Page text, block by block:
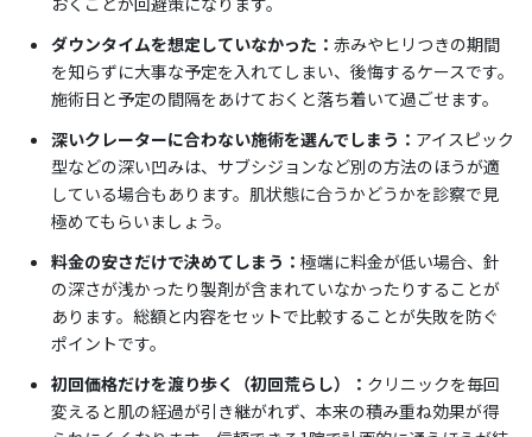
ダウンタイムを想定していなかった： 赤みやヒリつきの期間
を知らずに大事な予定を入れてしまい、後悔するケースです。
施術日と予定の間隔をあけておくと落ち着いて過ごせます。
深いクレーターに合わない施術を選んでしまう： アイスピック
型などの深い凹みは、サブシジョンなど別の方法のほうが適
している場合もあります。肌状態に合うかどうかを診察で見
極めてもらいましょう。
料金の安さだけで決めてしまう： 極端に料金が低い場合、針
の深さが浅かったり製剤が含まれていなかったりすることが
あります。総額と内容をセットで比較することが失敗を防ぐ
ポイントです。
初回価格だけを渡り歩く（初回荒らし）： クリニックを毎回
変えると肌の経過が引き継がれず、本来の積み重ね効果が得